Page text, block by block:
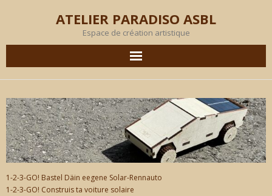
ATELIER PARADISO ASBL
Espace de création artistique
AGENDA
EN IMAGES
PRODUCTION
OBJECTIF
1-2-3-GO! Bastel Däin eegene Solar-Rennauto
1-2-3-GO! Construis ta voiture solaire